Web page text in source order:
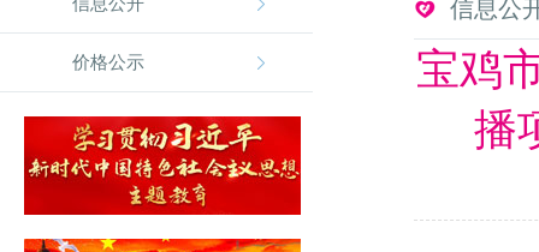
价格公示
信息公
宝鸡
播